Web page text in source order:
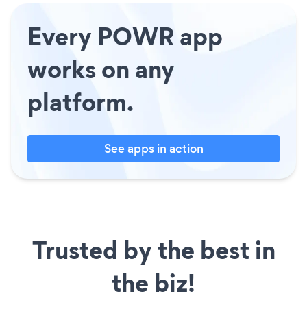
Every POWR app
works on any
platform.
See apps in action
Trusted by the best in
the biz!